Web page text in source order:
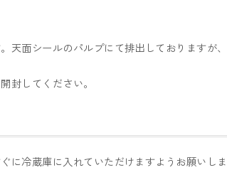
天面シールのパルプにて排出しておりますが
封してください。
冷蔵庫に入れていただけますようお願いしま